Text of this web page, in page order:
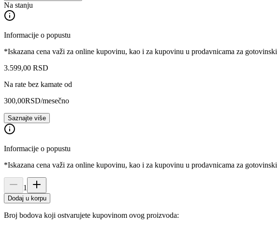
Na stanju
Informacije o popustu
*Iskazana cena važi za online kupovinu, kao i za kupovinu u prodavnicama za gotovinski
3.599,00 RSD
Na rate bez kamate od
300,00RSD/mesečno
Saznajte više
Informacije o popustu
*Iskazana cena važi za online kupovinu, kao i za kupovinu u prodavnicama za gotovinski
1
Dodaj u korpu
Broj bodova koji ostvarujete kupovinom ovog proizvoda: